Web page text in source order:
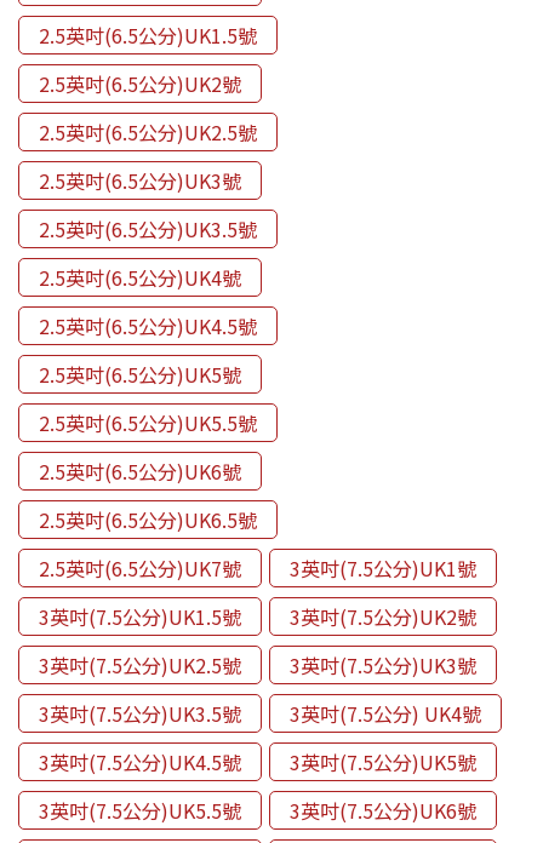
2.5英吋(6.5公分)UK1.5號
2.5英吋(6.5公分)UK2號
2.5英吋(6.5公分)UK2.5號
2.5英吋(6.5公分)UK3號
2.5英吋(6.5公分)UK3.5號
2.5英吋(6.5公分)UK4號
2.5英吋(6.5公分)UK4.5號
2.5英吋(6.5公分)UK5號
2.5英吋(6.5公分)UK5.5號
2.5英吋(6.5公分)UK6號
2.5英吋(6.5公分)UK6.5號
2.5英吋(6.5公分)UK7號
3英吋(7.5公分)UK1號
3英吋(7.5公分)UK1.5號
3英吋(7.5公分)UK2號
3英吋(7.5公分)UK2.5號
3英吋(7.5公分)UK3號
3英吋(7.5公分)UK3.5號
3英吋(7.5公分) UK4號
3英吋(7.5公分)UK4.5號
3英吋(7.5公分)UK5號
3英吋(7.5公分)UK5.5號
3英吋(7.5公分)UK6號